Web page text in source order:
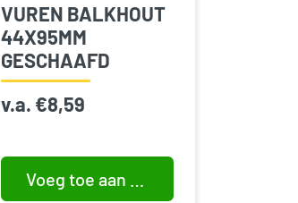
VUREN BALKHOUT
44X95MM
GESCHAAFD
v.a. €8,59
Voeg toe aan winkelwagen